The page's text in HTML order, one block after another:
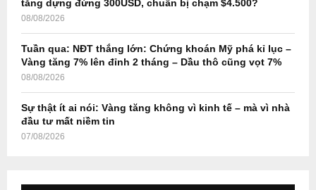
tăng dựng đứng 300USD, chuẩn bị chạm $4.500?
08/08/2026
Tuần qua: NĐT thắng lớn: Chứng khoán Mỹ phá kỉ lục –
Vàng tăng 7% lên đỉnh 2 tháng – Dầu thô cũng vọt 7%
08/08/2026
Sự thật ít ai nói: Vàng tăng không vì kinh tế – mà vì nhà
đầu tư mất niềm tin
07/08/2026